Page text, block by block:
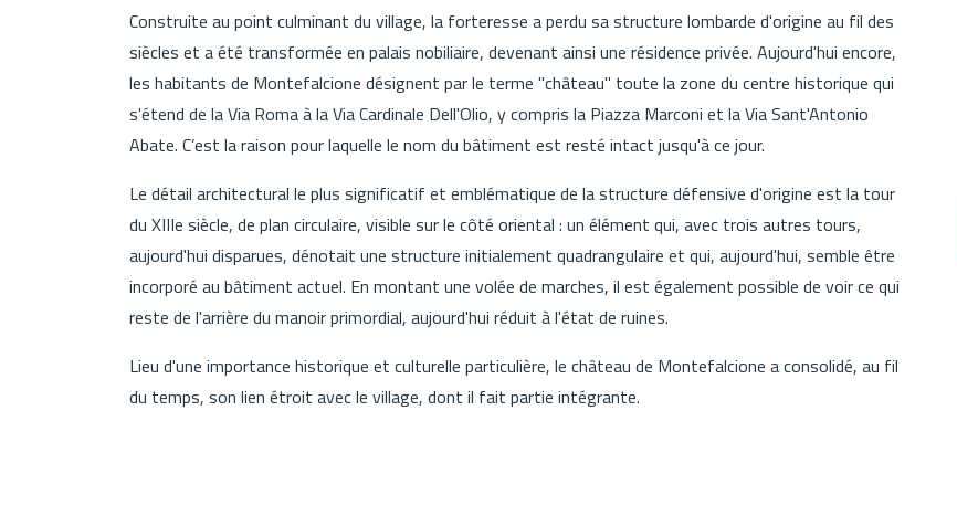
Construite au point culminant du village, la forteresse a perdu sa structure lombarde d'origine au fil des
siècles et a été transformée en palais nobiliaire, devenant ainsi une résidence privée. Aujourd'hui encore,
les habitants de Montefalcione désignent par le terme "château" toute la zone du centre historique qui
s'étend de la Via Roma à la Via Cardinale Dell'Olio, y compris la Piazza Marconi et la Via Sant'Antonio
Abate. C’est la raison pour laquelle le nom du bâtiment est resté intact jusqu'à ce jour.
Le détail architectural le plus significatif et emblématique de la structure défensive d'origine est la tour
du XIIIe siècle, de plan circulaire, visible sur le côté oriental : un élément qui, avec trois autres tours,
aujourd'hui disparues, dénotait une structure initialement quadrangulaire et qui, aujourd'hui, semble être
incorporé au bâtiment actuel. En montant une volée de marches, il est également possible de voir ce qui
reste de l'arrière du manoir primordial, aujourd'hui réduit à l'état de ruines.
Lieu d'une importance historique et culturelle particulière, le château de Montefalcione a consolidé, au fil
du temps, son lien étroit avec le village, dont il fait partie intégrante.